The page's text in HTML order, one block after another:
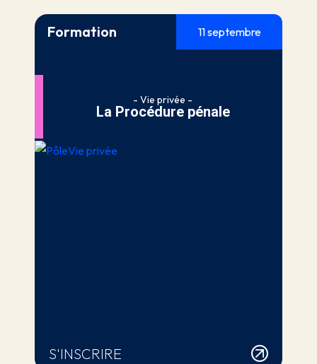
Formation 11 septembre
- Vie privée -
La Procédure pénale
S'INSCRIRE